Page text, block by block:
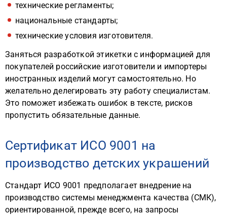
технические регламенты;
национальные стандарты;
технические условия изготовителя.
Заняться разработкой этикетки с информацией для
покупателей российские изготовители и импортеры
иностранных изделий могут самостоятельно. Но
желательно делегировать эту работу специалистам.
Это поможет избежать ошибок в тексте, рисков
пропустить обязательные данные.
Сертификат ИСО 9001 на
производство детских украшений
Стандарт ИСО 9001 предполагает внедрение на
производство системы менеджмента качества (СМК),
ориентированной, прежде всего, на запросы